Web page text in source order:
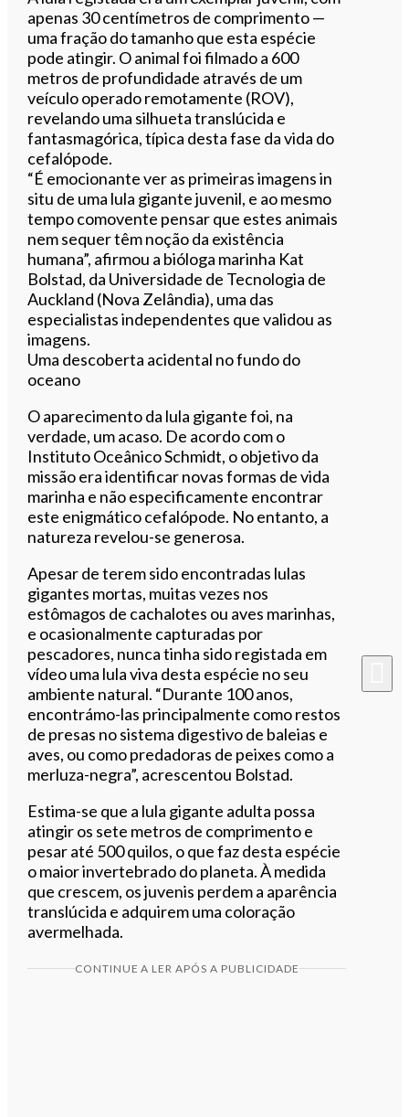
apenas 30 centímetros de comprimento —
uma fração do tamanho que esta espécie
pode atingir. O animal foi filmado a 600
metros de profundidade através de um
veículo operado remotamente (ROV),
revelando uma silhueta translúcida e
fantasmagórica, típica desta fase da vida do
cefalópode.
“É emocionante ver as primeiras imagens in
situ de uma lula gigante juvenil, e ao mesmo
tempo comovente pensar que estes animais
nem sequer têm noção da existência
humana”, afirmou a bióloga marinha Kat
Bolstad, da Universidade de Tecnologia de
Auckland (Nova Zelândia), uma das
especialistas independentes que validou as
imagens.
Uma descoberta acidental no fundo do
oceano
O aparecimento da lula gigante foi, na
verdade, um acaso. De acordo com o
Instituto Oceânico Schmidt, o objetivo da
missão era identificar novas formas de vida
marinha e não especificamente encontrar
este enigmático cefalópode. No entanto, a
natureza revelou-se generosa.
Apesar de terem sido encontradas lulas
gigantes mortas, muitas vezes nos
estômagos de cachalotes ou aves marinhas,
e ocasionalmente capturadas por
pescadores, nunca tinha sido registada em
vídeo uma lula viva desta espécie no seu
ambiente natural. “Durante 100 anos,
encontrámo-las principalmente como restos
de presas no sistema digestivo de baleias e
aves, ou como predadoras de peixes como a
merluza-negra”, acrescentou Bolstad.
Estima-se que a lula gigante adulta possa
atingir os sete metros de comprimento e
pesar até 500 quilos, o que faz desta espécie
o maior invertebrado do planeta. À medida
que crescem, os juvenis perdem a aparência
translúcida e adquirem uma coloração
avermelhada.
CONTINUE A LER APÓS A PUBLICIDADE